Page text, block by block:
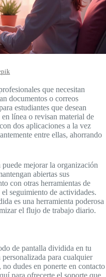
que necesitan
documentos o correos
estudiantes que desean
línea o revisan material de
dos aplicaciones a la vez
entre ellas, ahorrando
mejorar la organización
abiertas sus
con otras herramientas de
seguimiento de actividades.
es una herramienta poderosa
el flujo de trabajo diario.
de pantalla dividida en tu
para cualquier
dudes en ponerte en contacto
para ofrecerte el soporte que